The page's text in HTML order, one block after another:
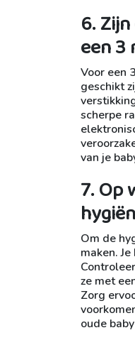
6.
een 3
Voor een
geschikt
scherpe
van je
7. Op
Om de
maken.
ze met
Zorg
oude